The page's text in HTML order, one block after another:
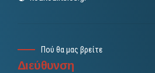
Πού θα μας βρείτε
Διεύθυνση